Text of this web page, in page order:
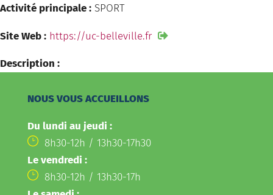
Activité principale : SPORT
Site Web : https://uc-belleville.fr
Description :
NOUS VOUS ACCUEILLONS
Du lundi au jeudi :
8h30-12h / 13h30-17h30
Le vendredi :
8h30-12h / 13h30-17h